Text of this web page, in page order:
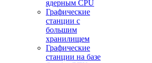
ядерным CPU
Графические
станции с
большим
хранилищем
Графические
станции на базе